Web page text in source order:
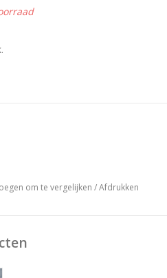
om te vergelijken /Afdrukken